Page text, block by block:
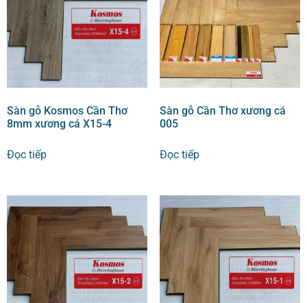
Sàn gỗ Kosmos Cần Thơ
8mm xương cá X15-4
Đọc tiếp
Sàn gỗ Cần Thơ xương cá
005
Đọc tiếp